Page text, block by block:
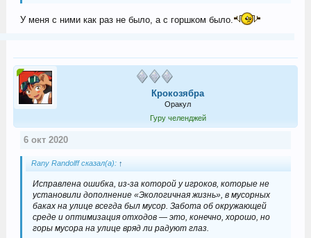
У меня с ними как раз не было, а с горшком было.
Крокозябра
Оракул
Гуру челенджей
6 окт 2020
Rany Randolff сказал(а): ↑
Исправлена ошибка, из-за которой у игроков, которые не
установили дополнение «Экологичная жизнь», в мусорных
баках на улице всегда был мусор. Забота об окружающей
среде и оптимизация отходов — это, конечно, хорошо, но
горы мусора на улице вряд ли радуют глаз.